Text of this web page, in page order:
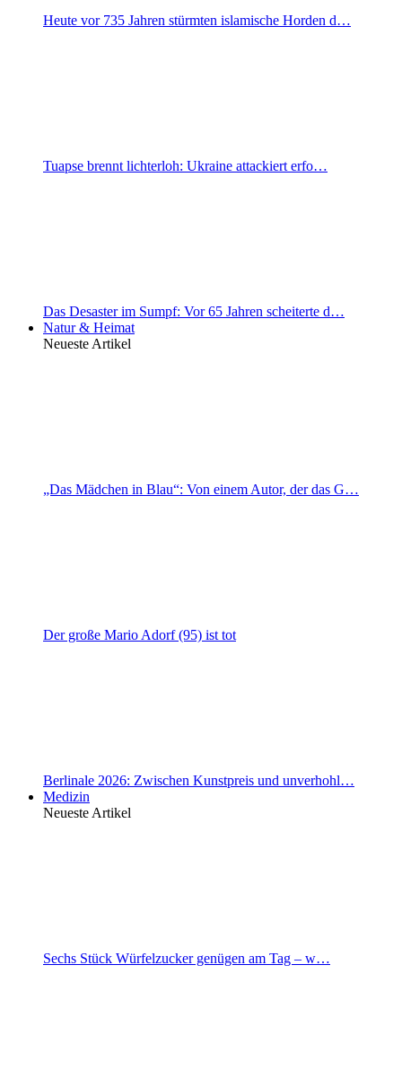
Heute vor 735 Jahren stürmten islamische Horden d…
Tuapse brennt lichterloh: Ukraine attackiert erfo…
Das Desaster im Sumpf: Vor 65 Jahren scheiterte d…
Natur & Heimat
Neueste Artikel
„Das Mädchen in Blau“: Von einem Autor, der das G…
Der große Mario Adorf (95) ist tot
Berlinale 2026: Zwischen Kunstpreis und unverhohl…
Medizin
Neueste Artikel
Sechs Stück Würfelzucker genügen am Tag – w…